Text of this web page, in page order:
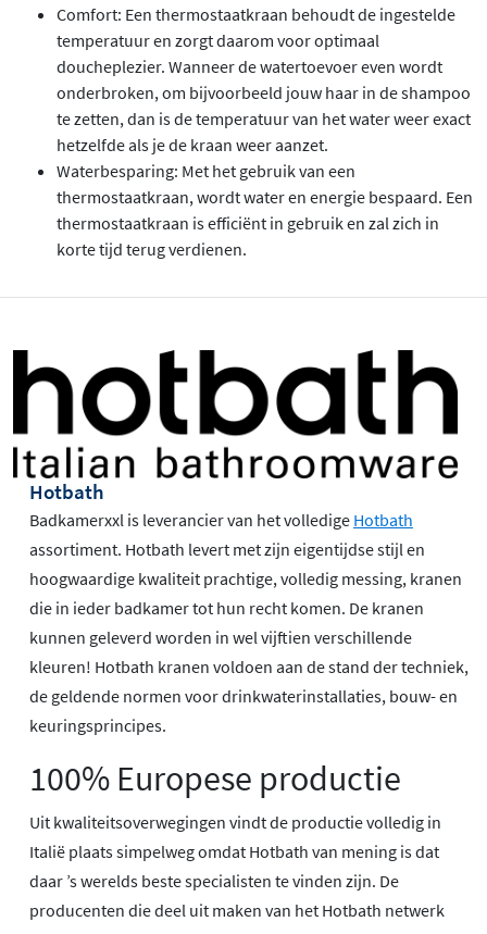
Comfort: Een thermostaatkraan behoudt de ingestelde
temperatuur en zorgt daarom voor optimaal
doucheplezier. Wanneer de watertoevoer even wordt
onderbroken, om bijvoorbeeld jouw haar in de shampoo
te zetten, dan is de temperatuur van het water weer exact
hetzelfde als je de kraan weer aanzet.
Waterbesparing: Met het gebruik van een
thermostaatkraan, wordt water en energie bespaard. Een
thermostaatkraan is efficiënt in gebruik en zal zich in
korte tijd terug verdienen.
Hotbath
Badkamerxxl is leverancier van het volledige Hotbath
assortiment. Hotbath levert met zijn eigentijdse stijl en
hoogwaardige kwaliteit prachtige, volledig messing, kranen
die in ieder badkamer tot hun recht komen. De kranen
kunnen geleverd worden in wel vijftien verschillende
kleuren! Hotbath kranen voldoen aan de stand der techniek,
de geldende normen voor drinkwaterinstallaties, bouw- en
keuringsprincipes.
100% Europese productie
Uit kwaliteitsoverwegingen vindt de productie volledig in
Italië plaats simpelweg omdat Hotbath van mening is dat
daar ’s werelds beste specialisten te vinden zijn. De
producenten die deel uit maken van het Hotbath netwerk